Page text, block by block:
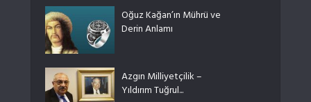
Oğuz Kağan’ın Mührü ve
Derin Anlamı
Azgın Milliyetçilik –
Yıldırım Tuğrul...